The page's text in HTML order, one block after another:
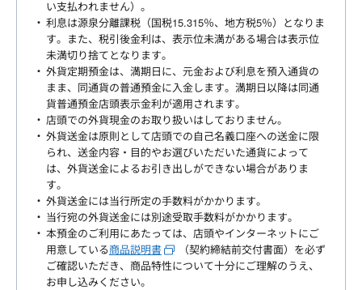
い支払われません）。
利息は源泉分離課税（国税15.315％、地方税5％）となりま
す。また、税引後金利は、表示位未満がある場合は表示位
未満切り捨てとなります。
外貨定期預金は、満期日に、元金および利息を預入通貨の
まま、同通貨の普通預金に入金します。満期日以降は同通
貨普通預金店頭表示金利が適用されます。
店頭での外貨現金のお取り扱いはしておりません。
外貨送金は原則として店頭での自己名義口座への送金に限
られ、送金内容・目的やお選びいただいた通貨によって
は、外貨送金によるお引き出しができない場合がありま
す。
外貨送金には当行所定の手数料がかかります。
当行宛の外貨送金には別途受取手数料がかかります。
本預金のご利用にあたっては、店頭やインターネットにご
用意している商品説明書
（契約締結前交付書面）を必ず
ご確認いただき、商品特性について十分にご理解のうえ、
お申し込みください。